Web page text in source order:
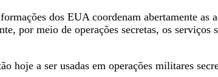
dos EUA coordenam abertamente
por meio de operações secretas, os
hoje a ser usadas em operações militares